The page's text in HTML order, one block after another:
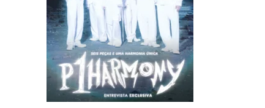
HIT!Lyrics
HIT!Politics
HIT!Queer